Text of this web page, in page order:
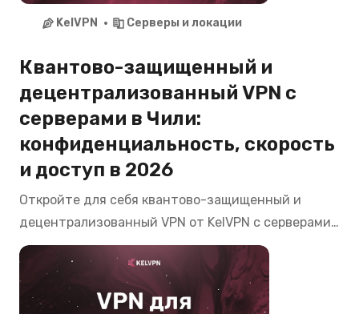
KelVPN Серверы и локации
Квантово-защищенный и
децентрализованный VPN с
серверами в Чили:
конфиденциальность, скорость
и доступ в 2026
Откройте для себя квантово-защищенный и
децентрализованный VPN от KelVPN с серверами
в Чили. Смотрите CNTV Play, Mega, Chilevisión,
пользуйтесь банкингом Banco de Chile, Santander
из любой точки мира с максимальной